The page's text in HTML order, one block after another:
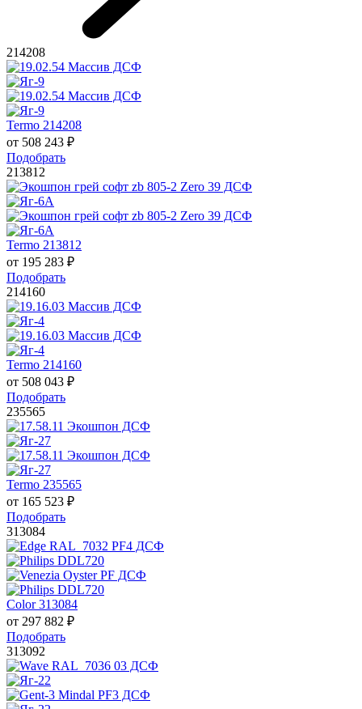
214208
Termo 214208
от 508 243 ₽
Подобрать
213812
Termo 213812
от 195 283 ₽
Подобрать
214160
Termo 214160
от 508 043 ₽
Подобрать
235565
Termo 235565
от 165 523 ₽
Подобрать
313084
Color 313084
от 297 882 ₽
Подобрать
313092